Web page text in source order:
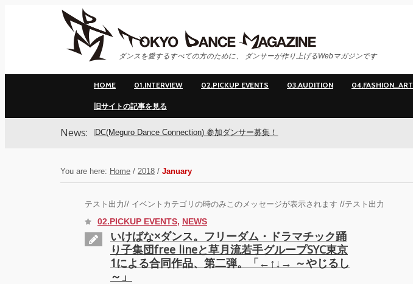
ダンスを愛するすべての方のために、 ダンサーが作り上げるWebマガジンです
HOME 01.INTERVIEW 02.PICKUP EVENTS 03.AUDITION 04.FASHION_ART
旧サイトの記事を見る
News:
MDC(Meguro Dance Connection) 参加ダンサー募集！
You are here: Home / 2018 / January
テスト出力// イベントカテゴリの時のみこのメッセージが表示されます //テスト出力
02.PICKUP EVENTS, NEWS
いけばな×ダンス。フリーダム・ドラマチック踊
り子集団free lineと草月流若手グループSYC東京
1による合同作品、第二弾。「←↑↓→ ～やじるし
～」